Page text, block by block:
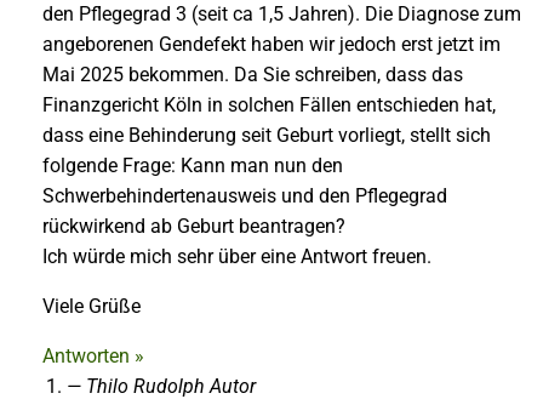
den Pflegegrad 3 (seit ca 1,5 Jahren). Die Diagnose zum
angeborenen Gendefekt haben wir jedoch erst jetzt im
Mai 2025 bekommen. Da Sie schreiben, dass das
Finanzgericht Köln in solchen Fällen entschieden hat,
dass eine Behinderung seit Geburt vorliegt, stellt sich
folgende Frage: Kann man nun den
Schwerbehindertenausweis und den Pflegegrad
rückwirkend ab Geburt beantragen?
Ich würde mich sehr über eine Antwort freuen.
Viele Grüße
Antworten »
Thilo Rudolph Autor